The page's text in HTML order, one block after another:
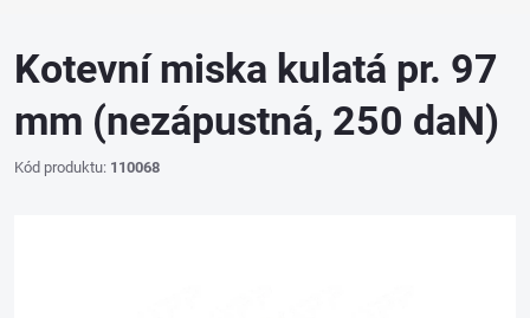
Kotevní miska kulatá pr. 97
mm (nezápustná, 250 daN)
Kód produktu: 110068